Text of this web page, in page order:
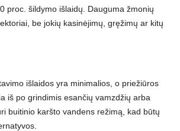
proc. šildymo išlaidų. Dauguma žmonių
be jokių kasinėjimų, gręžimų ar kitų
išlaidos yra minimalios, o priežiūros
iš po grindimis esančių vamzdžių arba
buitinio karšto vandens režimą, kad būtų